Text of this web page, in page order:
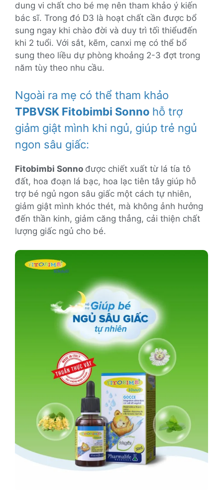
dung vi chất cho bé mẹ nên tham khảo ý kiến
bác sĩ. Trong đó D3 là hoạt chất cần được bổ
sung ngay khi chào đời và duy trì tối thiểuđến
khi 2 tuổi. Với sắt, kẽm, canxi mẹ có thể bổ
sung theo liều dự phòng khoảng 2-3 đợt trong
năm tùy theo nhu cầu.
Ngoài ra mẹ có thể tham khảo
TPBVSK Fitobimbi Sonno hỗ trợ
giảm giật mình khi ngủ, giúp trẻ ngủ
ngon sâu giấc:
Fitobimbi Sonno được chiết xuất từ lá tía tô
đất, hoa đoạn lá bạc, hoa lạc tiên tây giúp hỗ
trợ bé ngủ ngon sâu giấc một cách tự nhiên,
giảm giật mình khóc thét, mà không ảnh hưởng
đến thần kinh, giảm căng thẳng, cải thiện chất
lượng giấc ngủ cho bé.